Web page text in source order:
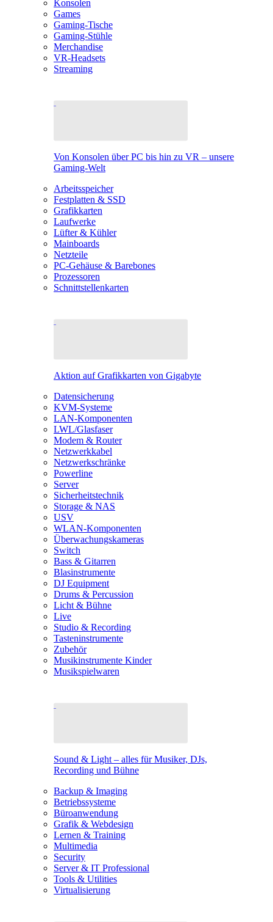
Konsolen
Games
Gaming-Tische
Gaming-Stühle
Merchandise
VR-Headsets
Streaming
Von Konsolen über PC bis hin zu VR – unsere
Gaming-Welt
Arbeitsspeicher
Festplatten & SSD
Grafikkarten
Laufwerke
Lüfter & Kühler
Mainboards
Netzteile
PC-Gehäuse & Barebones
Prozessoren
Schnittstellenkarten
Aktion auf Grafikkarten von Gigabyte
Datensicherung
KVM-Systeme
LAN-Komponenten
LWL/Glasfaser
Modem & Router
Netzwerkkabel
Netzwerkschränke
Powerline
Server
Sicherheitstechnik
Storage & NAS
USV
WLAN-Komponenten
Überwachungskameras
Switch
Bass & Gitarren
Blasinstrumente
DJ Equipment
Drums & Percussion
Licht & Bühne
Live
Studio & Recording
Tasteninstrumente
Zubehör
Musikinstrumente Kinder
Musikspielwaren
Sound & Light – alles für Musiker, DJs,
Recording und Bühne
Backup & Imaging
Betriebssysteme
Büroanwendung
Grafik & Webdesign
Lernen & Training
Multimedia
Security
Server & IT Professional
Tools & Utilities
Virtualisierung